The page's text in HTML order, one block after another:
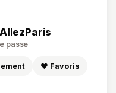
passe
❤️ Favoris